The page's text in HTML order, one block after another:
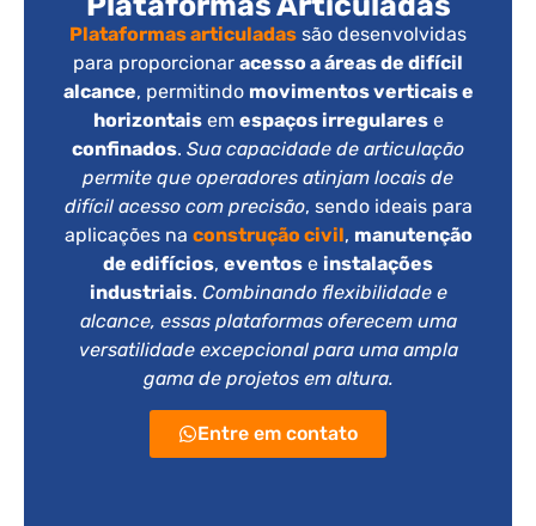
Plataformas articuladas são desenvolvidas
para proporcionar acesso a áreas de difícil
alcance, permitindo movimentos verticais e
horizontaisem espaços irregularese
confinados. Sua capacidade de articulação
permite que operadores atinjam locais de
difícil acesso com precisão, sendo ideais para
aplicações na construção civil, manutenção
de edifícios, eventos e instalações
industriais. Combinando flexibilidade e
alcance, essas plataformas oferecem uma
versatilidade excepcional para uma ampla
gama de projetos em altura.
Entre em contato